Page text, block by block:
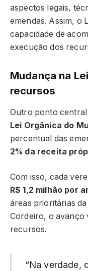
aspectos legais,
emendas. Assim, o
capacidade de
execução dos
Mudança na
recursos
Outro ponto central
Lei Orgânica do
percentual das
2% da receita
Com isso, cada
R$ 1,2 milhão por
áreas prioritárias
Cordeiro, o avanço
recursos.
“Na verdade,